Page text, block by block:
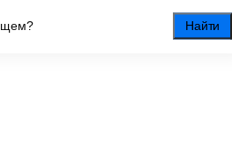
Найти